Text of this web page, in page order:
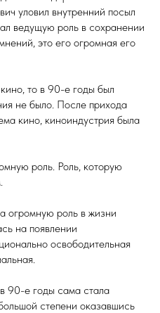
уловил внутренний посыл
ведущую роль в сохранении
это его огромная его
то в 90-е годы был
не было. После прихода
кино, киноиндустрия была
роль. Роль, которую
огромную роль в жизни
на появлении
освободительная
90-е годы сама стала
степени оказавшись